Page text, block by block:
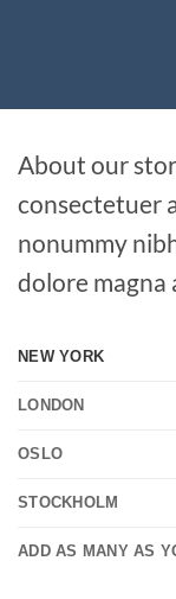
About our
consectetuer
nonummy
dolore
NEW YORK
LONDON
OSLO
STOCKHOLM
ADD AS MANY AS